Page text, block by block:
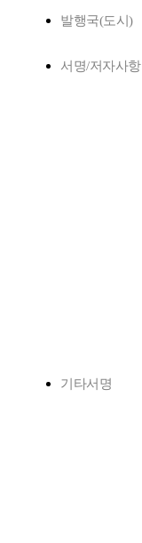
발행국(도시)
서명/저자사항
기타서명